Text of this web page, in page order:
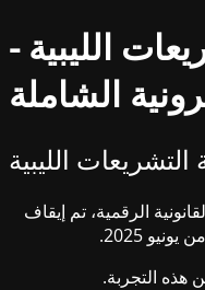
الليبية -
الشاملة
الرقمية، تم إيقاف
2025.
هذه التجربة.